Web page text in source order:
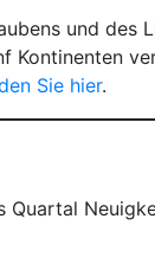
und des
Kontinenten
Sie hier.
Quartal